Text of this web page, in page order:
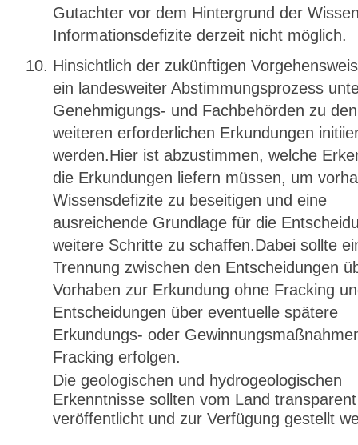
Gutachter vor dem Hintergrund der
Informationsdefizite derzeit nicht möglich.
Hinsichtlich der zukünftigen
ein landesweiter Abstimmungsprozess
Genehmigungs- und Fachbehörden zu den
weiteren erforderlichen Erkundungen
werden.Hier ist abzustimmen, welche
die Erkundungen liefern müssen, um
Wissensdefizite zu beseitigen und eine
ausreichende Grundlage für die
weitere Schritte zu schaffen.Dabei sollte
Trennung zwischen den Entscheidungen
Vorhaben zur Erkundung ohne Fracking
Entscheidungen über eventuelle spätere
Erkundungs- oder
Fracking erfolgen.
Die geologischen und hydrogeologischen
Erkenntnisse sollten vom Land transparent
veröffentlicht und zur Verfügung gestellt